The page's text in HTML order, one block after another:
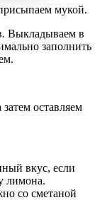
мукой.
Выкладываем в
заполнить
оставляем
вкус, если
лимона.
со сметаной